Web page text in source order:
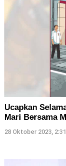
Ucapkan
Mari Bersama
28 Oktober 2023,